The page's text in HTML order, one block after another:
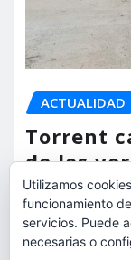
ACTUALIDAD
Torrent
de los
torrent al
Utilizamos
funcionamiento
servicios. Puede
necesarias o